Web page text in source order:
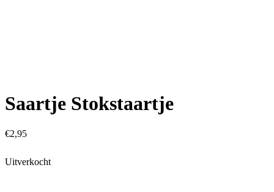
Saartje Stokstaartje
€2,95
Uitverkocht